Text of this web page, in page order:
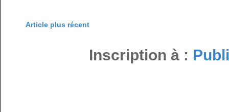
Article plus récent
Inscription à :